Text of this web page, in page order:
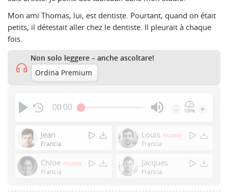
Mon ami Thomas, lui, est dentiste. Pourtant, quand on était
petits, il détestait aller chez le dentiste. Il pleurait à chaque
fois.
Non solo leggere – anche ascoltare!
Ordina Premium
00:00
Enter
or
to
show
- 100% +
Jean
Francia
Louis nuovo
Francia
Chloe nuovo
Francia
Jacques
Francia